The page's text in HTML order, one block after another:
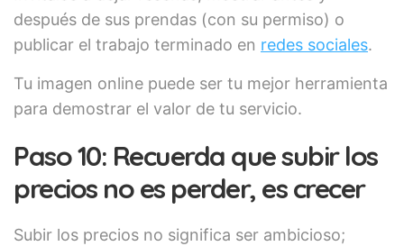
después de sus prendas (con su permiso) o
publicar el trabajo terminado en redes sociales.
Tu imagen online puede ser tu mejor herramienta
para demostrar el valor de tu servicio.
Paso 10: Recuerda que subir los
precios no es perder, es crecer
Subir los precios no significa ser ambicioso;